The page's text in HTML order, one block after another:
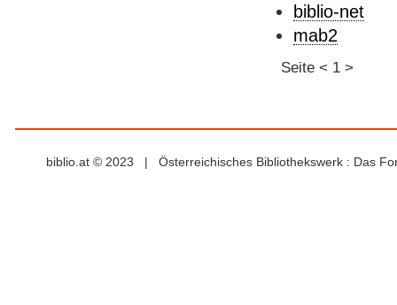
biblio-net
mab2
Seite < 1 >
biblio.at © 2023 | Österreichisches Bibliothekswerk : Das